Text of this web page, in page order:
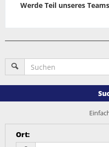
Werde Teil unseres
Ort: